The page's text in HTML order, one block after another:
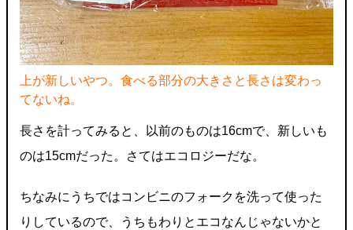
上が新しいやつ。食べる部分の大きさと長さは変わっ
てないね。
長さを計ってみると、以前のものは16cmで、新しいも
のは15cmだった。さてはエコロジーだな。
ちなみにうちではコンビニのフォークを洗って使った
りしているので、うちもわりとエコなんじゃないかと